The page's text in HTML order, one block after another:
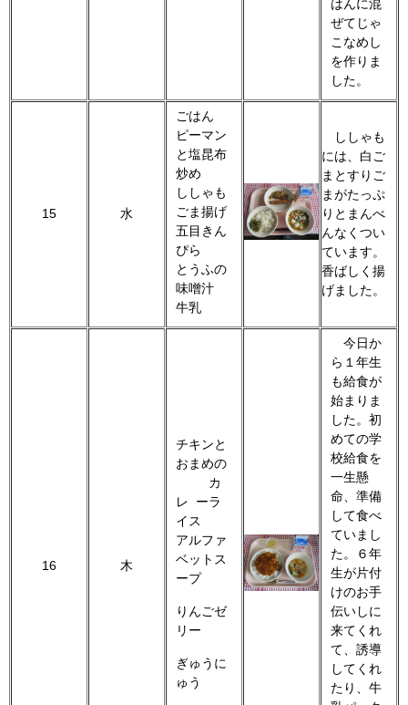
はんに混
ぜてじゃ
こなめし
を作りま
した。
15 水
ごはん
ピーマン
と塩昆布
炒め
ししゃも
ごま揚げ
五目きん
ぴら
とうふの
味噌汁
牛乳
ししゃも
には、白ご
まとすりご
まがたっぷ
りとまんべ
んなくつい
ています。
香ばしく揚
げました。
16 木
チキンと
おまめの
カ
レ ーラ
イス
アルファ
ベットス
ープ
りんごゼ
リー
ぎゅうに
ゅう
今日か
ら１年生
も給食が
始まりま
した。初
めての学
校給食を
一生懸
命、準備
して食べ
ていまし
た。６年
生が片付
けのお手
伝いしに
来てくれ
て、誘導
してくれ
たり、牛